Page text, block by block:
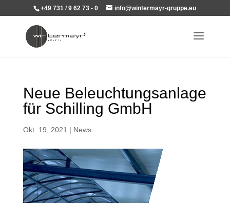
+49 731 / 9 62 73 - 0 info@wintermayr-gruppe.eu
Neue Beleuchtungsanlage
für Schilling GmbH
Okt. 19, 2021 | News